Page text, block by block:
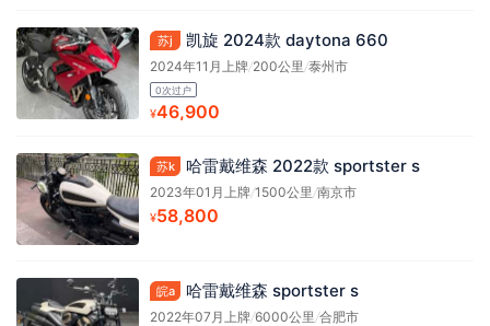
苏j 凯旋 2024款 daytona 660
2024年11月上牌/200公里 /泰州市
0次过户
¥46,900
苏k 哈雷戴维森 2022款 sportster s
2023年01月上牌/1500公里 /南京市
¥58,800
皖a 哈雷戴维森 sportster s
2022年07月上牌/6000公里 /合肥市